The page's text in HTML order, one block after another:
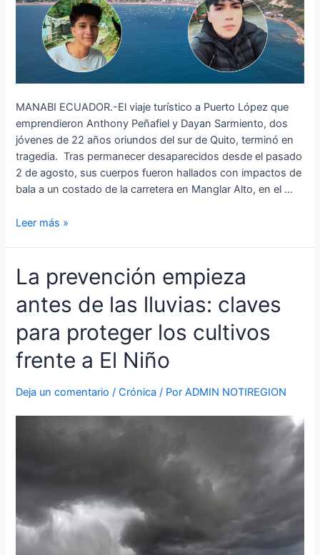
MANABI ECUADOR.-El viaje turístico a Puerto López que
emprendieron Anthony Peñafiel y Dayan Sarmiento, dos
jóvenes de 22 años oriundos del sur de Quito, terminó en
tragedia. Tras permanecer desaparecidos desde el pasado
2 de agosto, sus cuerpos fueron hallados con impactos de
bala a un costado de la carretera en Manglar Alto, en el …
Leer más »
La prevención empieza
antes de las lluvias: claves
para proteger los cultivos
frente a El Niño
Deja un comentario /Crónica / PorADMIN NOTIREGION
La
prevención
empieza
de
las
lluvias:
claves
para
proteger
Niño